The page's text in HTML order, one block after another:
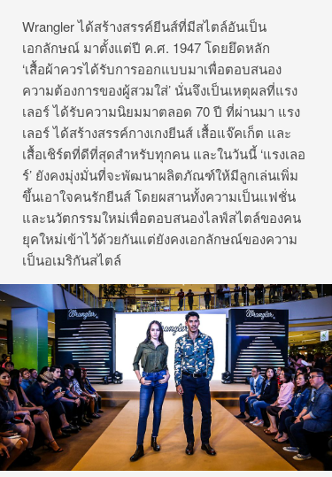
Wrangler ได้สร้างสรรค์ยีนส์ที่มีสไตล์อันเป็น
เอกลักษณ์ มาตั้งแต่ปี ค.ศ. 1947 โดยยึดหลัก
‘เสื้อผ้าควรได้รับการออกแบบมาเพื่อตอบสนอง
ความต้องการของผู้สวมใส่’ นั่นจึงเป็นเหตุผลที่แรง
เลอร์ ได้รับความนิยมมาตลอด 70 ปี ที่ผ่านมา แรง
เลอร์ ได้สร้างสรรค์กางเกงยีนส์ เสื้อแจ๊คเก็ต และ
เสื้อเชิร์ตที่ดีที่สุดสำหรับทุกคน และในวันนี้ ‘แรงเลอ
ร์’ ยังคงมุ่งมั่นที่จะพัฒนาผลิตภัณฑ์ให้มีลูกเล่นเพิ่ม
ขึ้นเอาใจคนรักยีนส์ โดยผสานทั้งความเป็นแฟชั่น
และนวัตกรรมใหม่เพื่อตอบสนองไลฟ์สไตล์ของคน
ยุคใหม่เข้าไว้ด้วยกันแต่ยังคงเอกลักษณ์ของความ
เป็นอเมริกันสไตล์